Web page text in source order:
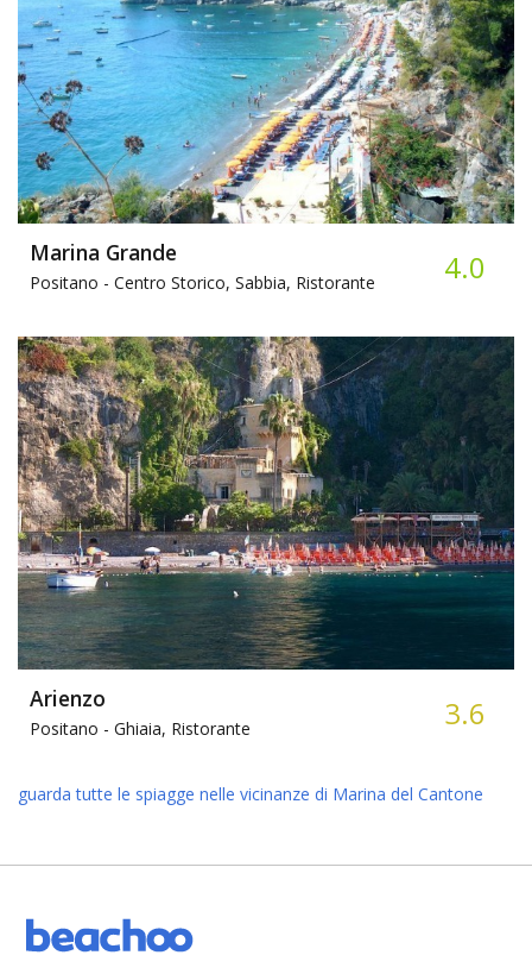
Marina Grande
Positano - Centro Storico, Sabbia, Ristorante 4.0
Arienzo
Positano - Ghiaia, Ristorante 3.6
guarda tutte le spiagge nelle vicinanze di Marina del Cantone